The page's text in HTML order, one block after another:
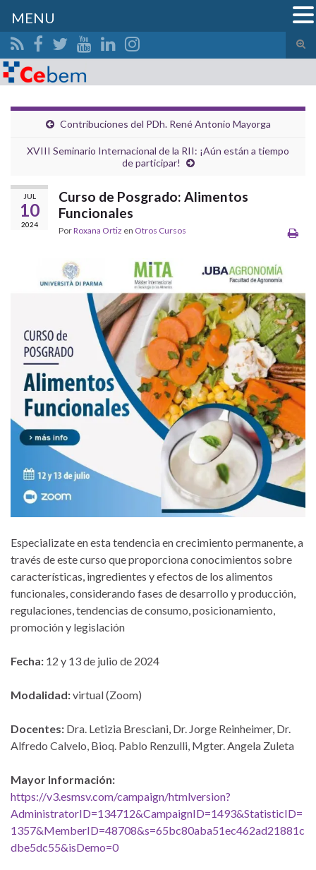
el
Search for:
Contribuciones del PDh. René Antonio Mayorga
XVIII Seminario Internacional de la RII: ¡Aún están a tiempo
de participar!
JUL
10
2024
Curso de Posgrado: Alimentos
Funcionales
PorRoxana Ortiz en Otros Cursos
Especializate en esta tendencia en crecimiento permanente, a
través de este curso que proporciona conocimientos sobre
características, ingredientes y efectos de los alimentos
funcionales, considerando fases de desarrollo y producción,
regulaciones, tendencias de consumo, posicionamiento,
promoción y legislación
Fecha: 12 y 13 de julio de 2024
Modalidad:virtual (Zoom)
Docentes: Dra. Letizia Bresciani, Dr. Jorge Reinheimer, Dr.
Alfredo Calvelo, Bioq. Pablo Renzulli, Mgter. Angela Zuleta
Mayor Información:
https://v3.esmsv.com/campaign/htmlversion?
AdministratorID=134712&CampaignID=1493&StatisticID=
1357&MemberID=48708&s=65bc80aba51ec462ad21881c
dbe5dc55&isDemo=0
MENU